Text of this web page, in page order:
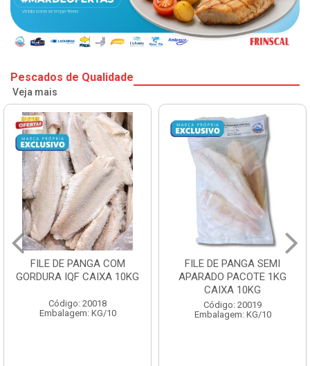
Pescados de Qualidade
Veja mais
FILE DE PANGA SEMI
APARADO PACOTE 1KG
Código: 20019
Embalagem: KG/10
POLACA DESFIADA
PESCAMARES PCT5KG
CX10KG
Código: 20161
Embalagem: KG/10